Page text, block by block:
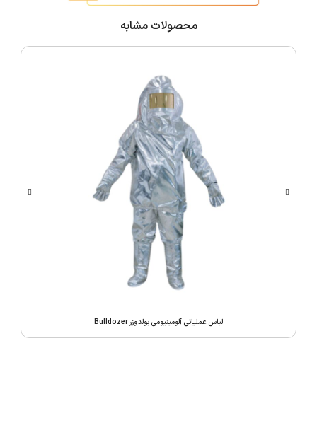
محصولات مشابه
لباس عملیاتی آلومینیومی بولدوزر Bulldozer